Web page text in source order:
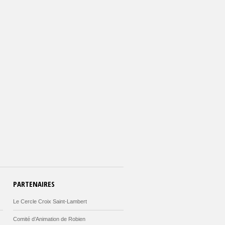
PARTENAIRES
Le Cercle Croix Saint-Lambert
Comité d’Animation de Robien